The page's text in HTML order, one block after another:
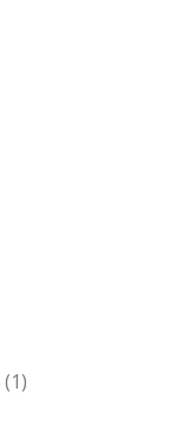
(1)